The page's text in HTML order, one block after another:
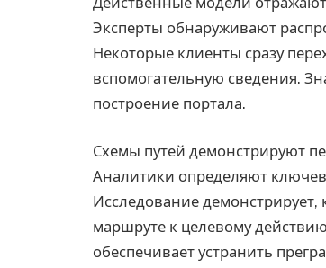
Эксперты обнаруживают
Некоторые клиенты сразу
вспомогательную сведения.
построение портала.
Схемы путей демонстрируют
Аналитики определяют
Исследование
маршруте к целевому
обеспечивает устранить